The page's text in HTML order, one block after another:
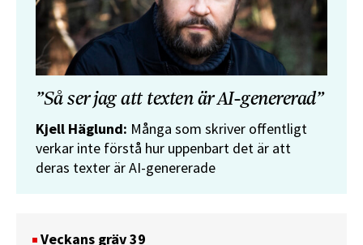
”Så ser jag att texten är AI-genererad”
Kjell Häglund: Många som skriver offentligt
verkar inte förstå hur uppenbart det är att
deras texter är AI-genererade
Veckans gräv 39